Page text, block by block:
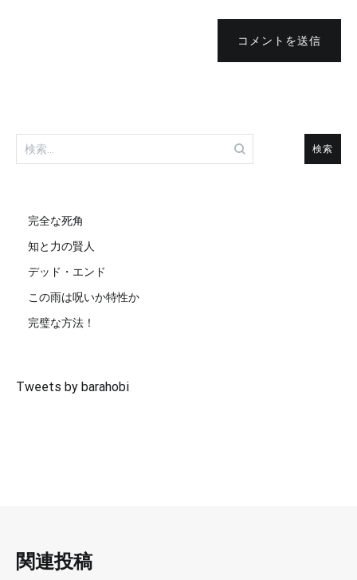
コメントを送信
検
索:
完全な死角
知と力の賢人
デッド・エンド
この雨は呪いか特性か
完璧な方法！
Tweets by barahobi
関連投稿